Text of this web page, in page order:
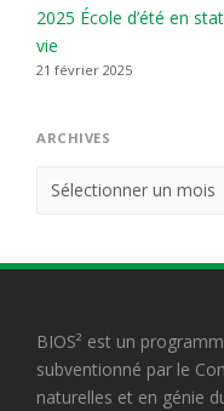
2025 École d’été en
vie
21 février 2025
ARCHIVES
Archives
BIOS² est un
subventionné par le
naturelles et en génie